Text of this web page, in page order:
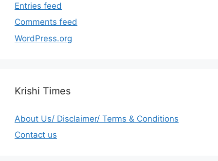
Entries feed
Comments feed
WordPress.org
Krishi Times
About Us/ Disclaimer/ Terms & Conditions
Contact us